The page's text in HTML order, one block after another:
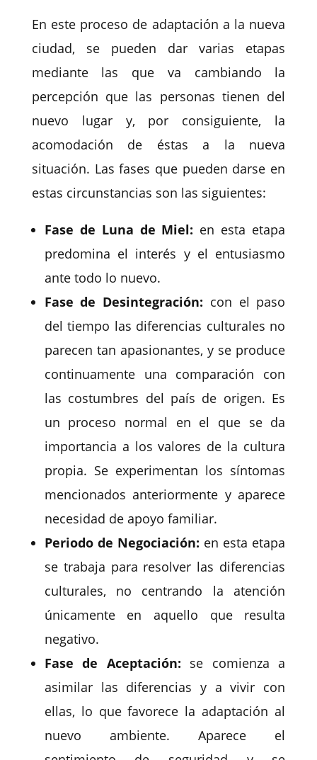
En este proceso de adaptación a la nueva
ciudad, se pueden dar varias etapas
mediante las que va cambiando la
percepción que las personas tienen del
nuevo lugar y, por consiguiente, la
acomodación de éstas a la nueva
situación. Las fases que pueden darse en
estas circunstancias son las siguientes:
Fase de Luna de Miel: en esta etapa
predomina el interés y el entusiasmo
ante todo lo nuevo.
Fase de Desintegración: con el paso
del tiempo las diferencias culturales no
parecen tan apasionantes, y se produce
continuamente una comparación con
las costumbres del país de origen. Es
un proceso normal en el que se da
importancia a los valores de la cultura
propia. Se experimentan los síntomas
mencionados anteriormente y aparece
necesidad de apoyo familiar.
Periodo de Negociación: en esta etapa
se trabaja para resolver las diferencias
culturales, no centrando la atención
únicamente en aquello que resulta
negativo.
Fase de Aceptación: se comienza a
asimilar las diferencias y a vivir con
ellas, lo que favorece la adaptación al
nuevo ambiente. Aparece el